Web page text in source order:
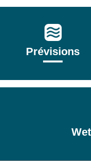
Prévisions